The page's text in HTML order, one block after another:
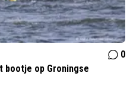
0
bootje op Groningse